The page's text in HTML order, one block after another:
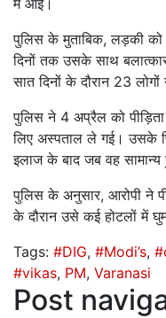
पुलिस के मुताबिक, लड़की
दिनों तक उसके साथ
सात दिनों के दौरान 23
पुलिस ने 4 अप्रैल को
लिए अस्पताल ले गई। उसके
इलाज के बाद जब वह सामान्य
पुलिस के अनुसार, आरोपी ने
के दौरान उसे कई होटलों में
Tags: #DIG, #Modi’s,
#vikas, PM, Varanasi
Post